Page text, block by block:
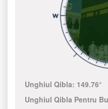
Unghiul Qibla: 149.76°
Unghiul Qibla Pentru